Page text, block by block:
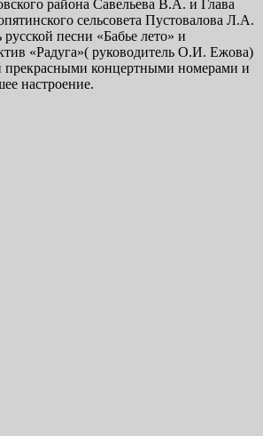
района Савельева В.А. и Глава
сельсовета Пустовалова Л.А.
песни «Бабье лето» и
«Радуга»( руководитель О.И. Ежова)
прекрасными концертными номерами и
настроение.